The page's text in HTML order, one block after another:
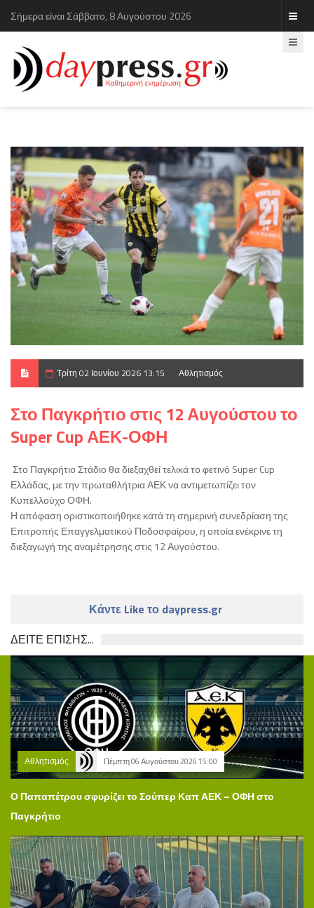
Σήμερα είναι Σάββατο, 8 Αυγούστου 2026
Τρίτη 02 Ιουνίου 2026 13:15 Αθλητισμός
Στο Παγκρήτιο στις 12 Αυγούστου το
Super Cup ΑΕΚ-ΟΦΗ
Στο Παγκρήτιο Στάδιο θα διεξαχθεί τελικά το φετινό Super Cup
Ελλάδας, με την πρωταθλήτρια ΑΕΚ να αντιμετωπίζει τον
Κυπελλούχο ΟΦΗ.
Η απόφαση οριστικοποιήθηκε κατά τη σημερινή συνεδρίαση της
Επιτροπής Επαγγελματικού Ποδοσφαίρου, η οποία ενέκρινε τη
διεξαγωγή της αναμέτρησης στις 12 Αυγούστου.
Κάντε Like το daypress.gr
ΔΕΙΤΕ ΕΠΙΣΗΣ...
Αθλητισμός Πέμπτη 06 Αυγούστου 2026 15:00
Ο Παπαπέτρου σφυρίζει το Σούπερ Καπ ΑΕΚ – ΟΦΗ στο
Παγκρήτιο